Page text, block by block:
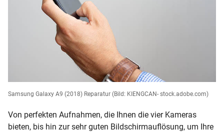
Samsung Galaxy A9 (2018) Reparatur (Bild: KIENGCAN- stock.adobe.com)
Von perfekten Aufnahmen, die Ihnen die vier Kameras
bieten, bis hin zur sehr guten Bildschirmauflösung, um Ihre